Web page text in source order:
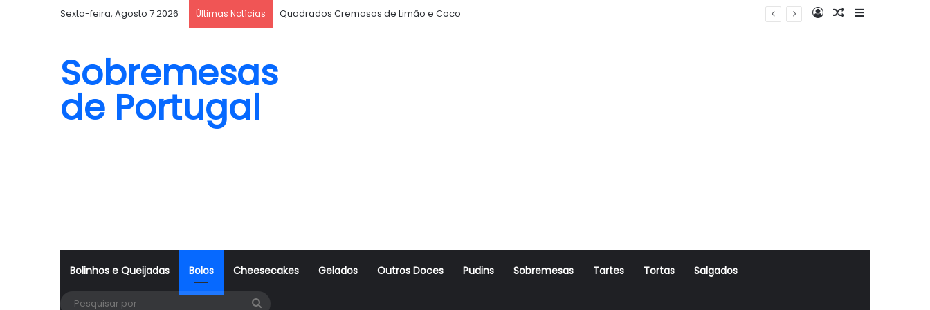
Sexta-feira, Agosto 7 2026 Últimas Notícias Quadrados Cremosos de Limão e Coco Log InArtigo Aleatório
Sidebar
Sobremesas
de Portugal
Bolinhos e Queijadas Bolos Cheesecakes Gelados Outros Doces Pudins Sobremesas Tartes Tortas Salgados